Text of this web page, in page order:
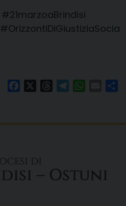
#21marzoaBrindisi
#OrizzontiDiGiustiziaSocia
FacebookThreadsTelegram Email